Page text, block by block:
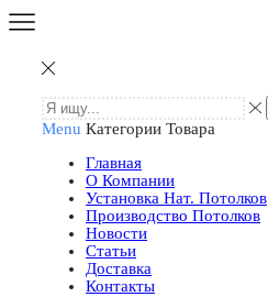
Menu Категории Товара
Главная
О Компании
Установка Нат. Потолков
Производство Потолков
Новости
Статьи
Доставка
Контакты